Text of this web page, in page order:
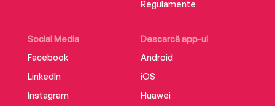
Social Media
Facebook
LinkedIn
Instagram
Descarcă app-ul
Android
iOS
Huawei
Regulamente